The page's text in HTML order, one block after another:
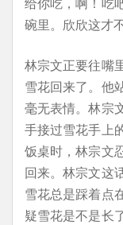
碗里。欣欣这才
林宗文正要往嘴
雪花回来了。他
毫无表情。林宗
手接过雪花手上
饭桌时，林宗文
回来。林宗文这
雪花总是踩着点
疑雪花是不是长